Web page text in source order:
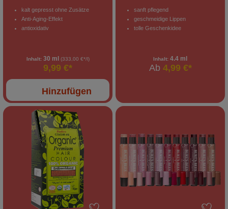
kalt gepresst ohne Zusätze
Anti-Aging-Effekt
antioxidativ
Inhalt: 30 ml (333,00 €*/l)
9,99 €*
Hinzufügen
sanft pflegend
geschmeidige Lippen
tolle Geschenkidee
Inhalt: 4.4 ml
Ab 4,99 €*